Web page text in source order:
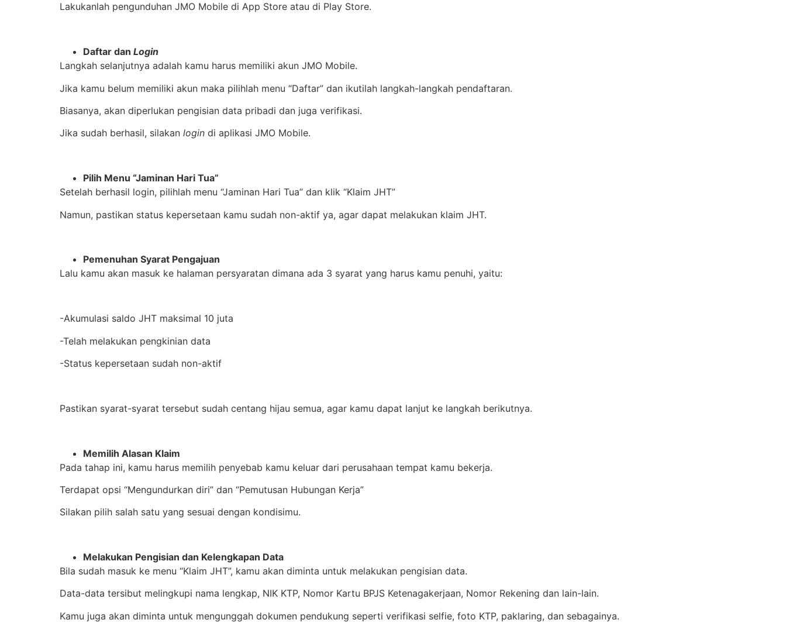
Lakukanlah pengunduhan JMO Mobile di App Store atau di Play Store.
Daftar dan Login
Langkah selanjutnya adalah kamu harus memiliki akun JMO Mobile.
Jika kamu belum memiliki akun maka pilihlah menu “Daftar” dan ikutilah langkah-langkah pendaftaran.
Biasanya, akan diperlukan pengisian data pribadi dan juga verifikasi.
Jika sudah berhasil, silakan login di aplikasi JMO Mobile.
Pilih Menu “Jaminan Hari Tua”
Setelah berhasil login, pilihlah menu “Jaminan Hari Tua” dan klik “Klaim JHT”
Namun, pastikan status kepersetaan kamu sudah non-aktif ya, agar dapat melakukan klaim JHT.
Pemenuhan Syarat Pengajuan
Lalu kamu akan masuk ke halaman persyaratan dimana ada 3 syarat yang harus kamu penuhi, yaitu:
-Akumulasi saldo JHT maksimal 10 juta
-Telah melakukan pengkinian data
-Status kepersetaan sudah non-aktif
Pastikan syarat-syarat tersebut sudah centang hijau semua, agar kamu dapat lanjut ke langkah berikutnya.
Memilih Alasan Klaim
Pada tahap ini, kamu harus memilih penyebab kamu keluar dari perusahaan tempat kamu bekerja.
Terdapat opsi “Mengundurkan diri” dan “Pemutusan Hubungan Kerja”
Silakan pilih salah satu yang sesuai dengan kondisimu.
Melakukan Pengisian dan Kelengkapan Data
Bila sudah masuk ke menu “Klaim JHT”, kamu akan diminta untuk melakukan pengisian data.
Data-data tersibut melingkupi nama lengkap, NIK KTP, Nomor Kartu BPJS Ketenagakerjaan, Nomor Rekening dan lain-lain.
Kamu juga akan diminta untuk mengunggah dokumen pendukung seperti verifikasi selfie, foto KTP, paklaring, dan sebagainya.